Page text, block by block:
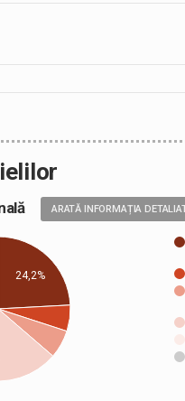
ARATĂ INFORMAȚIA
24,2%